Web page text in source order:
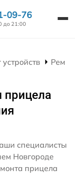
09-76
до 21:00
устройств
прицела
специалисты
Новгороде
прицела